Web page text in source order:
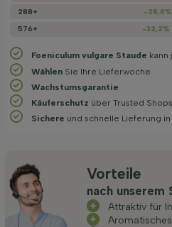
288+
-28,8%
576+
-32,2%
Foeniculum vulgare Staude
Wählen Sie Ihre Lieferwoche
Wachstums­garantie
Käuferschutz über Trusted Shops
Sichere und schnelle Lieferung
Vorteile
nach unserem
Attraktiv für